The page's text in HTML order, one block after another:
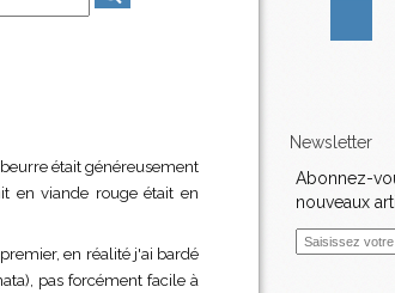
était généreusement
en viande rouge était en
en réalité j'ai bardé
pas forcément facile à
Newsletter
Abonnez-
nouveaux